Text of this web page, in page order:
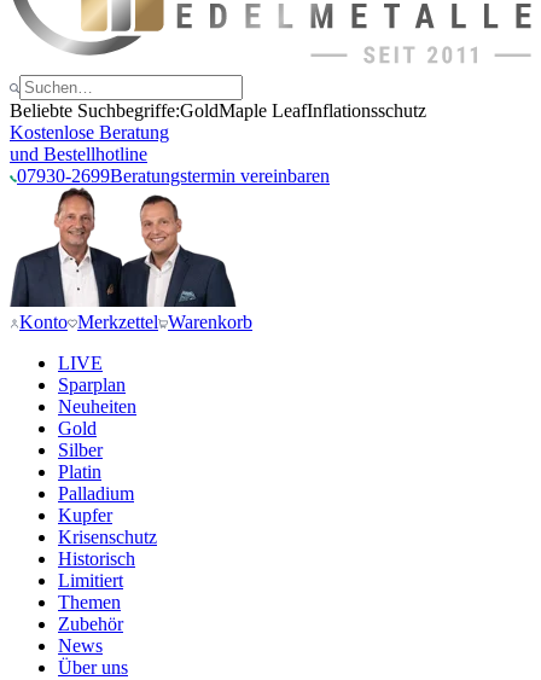
Beliebte Suchbegriffe:GoldMaple LeafInflationsschutz
Kostenlose Beratung
und Bestellhotline
07930-2699Beratungstermin vereinbaren
Konto Merkzettel Warenkorb
LIVE
Sparplan
Neuheiten
Gold
Silber
Platin
Palladium
Kupfer
Krisenschutz
Historisch
Limitiert
Themen
Zubehör
News
Über uns